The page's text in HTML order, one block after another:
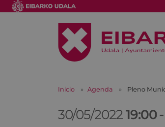
Inicio Agenda Pleno
30/05/202219:00-